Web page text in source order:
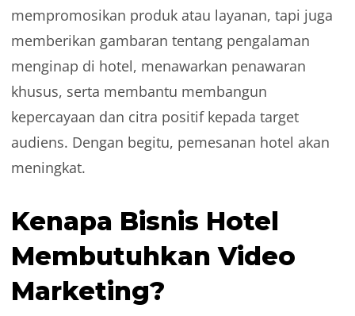
mempromosikan produk atau layanan, tapi juga
memberikan gambaran tentang pengalaman
menginap di hotel, menawarkan penawaran
khusus, serta membantu membangun
kepercayaan dan citra positif kepada target
audiens. Dengan begitu, pemesanan hotel akan
meningkat.
Kenapa Bisnis Hotel
Membutuhkan Video
Marketing?